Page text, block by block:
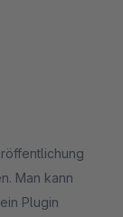
Man kann
Plugin